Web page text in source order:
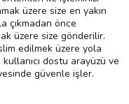
üzere size en yakın
çıkmadan önce
üzere size gönderilir.
edilmek üzere yola
dostu arayüzü ve
güvenle işler.